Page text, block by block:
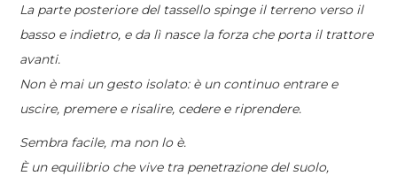
La parte posteriore del tassello spinge il terreno verso il
basso e indietro, e da lì nasce la forza che porta il trattore
avanti.
Non è mai un gesto isolato: è un continuo entrare e
uscire, premere e risalire, cedere e riprendere.
Sembra facile, ma non lo è.
È un equilibrio che vive tra penetrazione del suolo,